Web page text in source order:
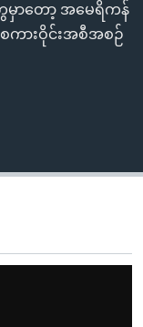
ာတော့ အမေရိကန်
စကားဝိုင်းအစီအစဉ်